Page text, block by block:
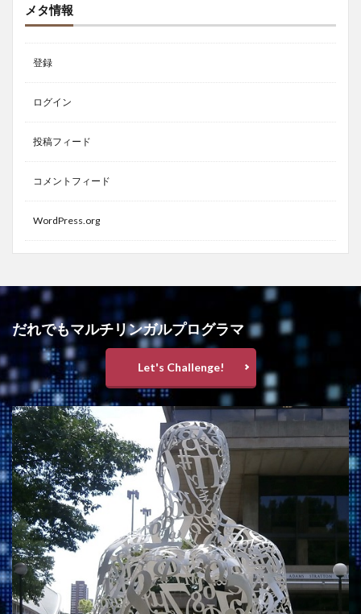
メタ情報
登録
ログイン
投稿フィード
コメントフィード
WordPress.org
だれでもマルチリンガルプログラマ
Let's Challenge!